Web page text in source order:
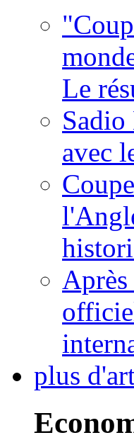
Le
Sadio
avec
plus